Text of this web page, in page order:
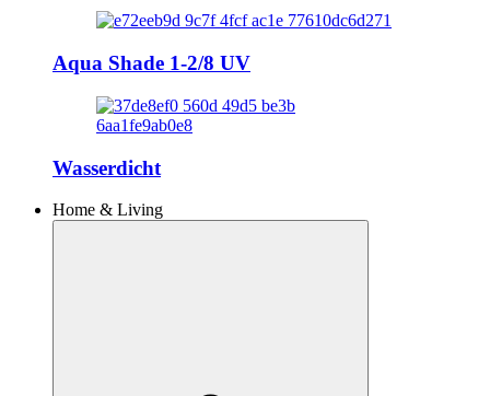
Aqua Shade 1-2/8 UV
Wasserdicht
Home & Living